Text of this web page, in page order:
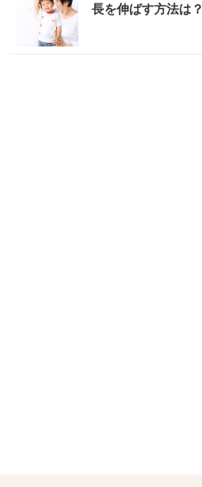
長を伸ばす方法は？